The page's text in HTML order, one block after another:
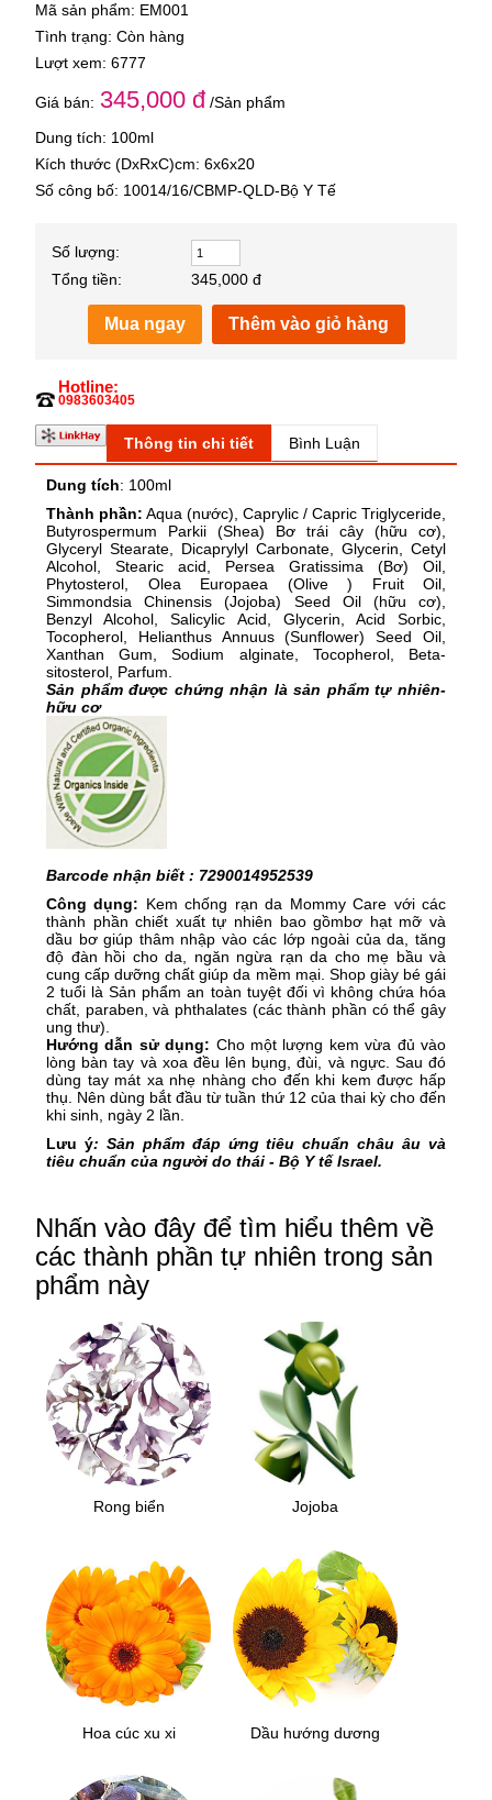
Mã sản phẩm: EM001
Tình trạng: Còn hàng
Lượt xem: 6777
Giá bán: 345,000 đ /Sản phẩm
Dung tích: 100ml
Kích thước (DxRxC)cm: 6x6x20
Số công bố: 10014/16/CBMP-QLD-Bộ Y Tế
Số lượng:
Tổng tiền:
345,000 đ
Mua ngay Thêm vào giỏ hàng
Hotline:
0983603405
Thông tin chi tiết Bình Luận
Dung tích: 100ml
Thành phần: Aqua (nước), Caprylic / Capric Triglyceride,
Butyrospermum Parkii (Shea) Bơ trái cây (hữu cơ),
Glyceryl Stearate, Dicaprylyl Carbonate, Glycerin, Cetyl
Alcohol, Stearic acid, Persea Gratissima (Bơ) Oil,
Phytosterol, Olea Europaea (Olive ) Fruit Oil,
Simmondsia Chinensis (Jojoba) Seed Oil (hữu cơ),
Benzyl Alcohol, Salicylic Acid, Glycerin, Acid Sorbic,
Tocopherol, Helianthus Annuus (Sunflower) Seed Oil,
Xanthan Gum, Sodium alginate, Tocopherol, Beta-
sitosterol, Parfum.
Sản phẩm được chứng nhận là sản phẩm tự nhiên-
hữu cơ
Barcode nhận biết : 7290014952539
Công dụng: Kem chống rạn da Mommy Care với các
thành phần chiết xuất tự nhiên bao gồmbơ hạt mỡ và
dầu bơ giúp thâm nhập vào các lớp ngoài của da, tăng
độ đàn hồi cho da, ngăn ngừa rạn da cho mẹ bầu và
cung cấp dưỡng chất giúp da mềm mại. Shop giày bé gái
2 tuổi là Sản phẩm an toàn tuyệt đối vì không chứa hóa
chất, paraben, và phthalates (các thành phần có thể gây
ung thư).
Hướng dẫn sử dụng: Cho một lượng kem vừa đủ vào
lòng bàn tay và xoa đều lên bụng, đùi, và ngực. Sau đó
dùng tay mát xa nhẹ nhàng cho đến khi kem được hấp
thụ. Nên dùng bắt đầu từ tuần thứ 12 của thai kỳ cho đến
khi sinh, ngày 2 lần.
Lưu ý: Sản phẩm đáp ứng tiêu chuẩn châu âu và
tiêu chuẩn của người do thái - Bộ Y tế Israel.
Nhấn vào đây để tìm hiểu thêm về
các thành phần tự nhiên trong sản
phẩm này
Rong biển Jojoba
Hoa cúc xu xi Dầu hướng dương